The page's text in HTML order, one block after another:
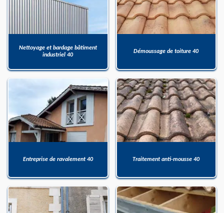
Nettoyage et bardage bâtiment
industriel 40
Démoussage de toiture 40
Entreprise de ravalement 40 Traitement anti-mousse 40